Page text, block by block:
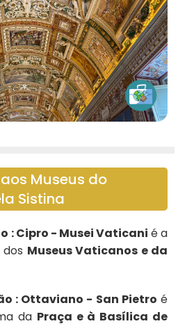
Museus do
Sistina
: Cipro - Musei Vaticani é a
Museus Vaticanos e da
: Ottaviano - San Pietro é
da Praça e à Basílica de